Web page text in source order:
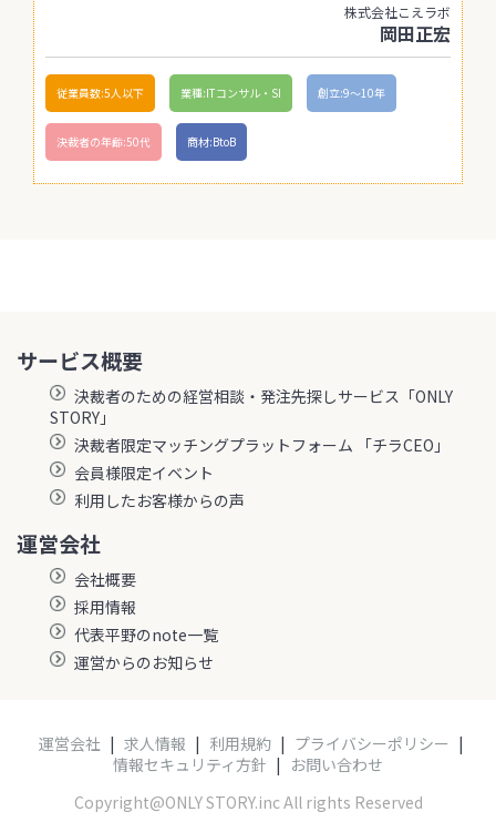
株式会社こえラボ
岡田正宏
従業員数:5人以下 業種:ITコンサル・SI 創立:9〜10年
決裁者の年齢:50代 商材:BtoB
サービス概要
決裁者のための経営相談・発注先探しサービス「ONLY
STORY」
決裁者限定マッチングプラットフォーム 「チラCEO」
会員様限定イベント
利用したお客様からの声
運営会社
会社概要
採用情報
代表平野のnote一覧
運営からのお知らせ
運営会社 | 求人情報 | 利用規約 | プライバシーポリシー |
情報セキュリティ方針 | お問い合わせ
Copyright@ONLY STORY.inc All rights Reserved